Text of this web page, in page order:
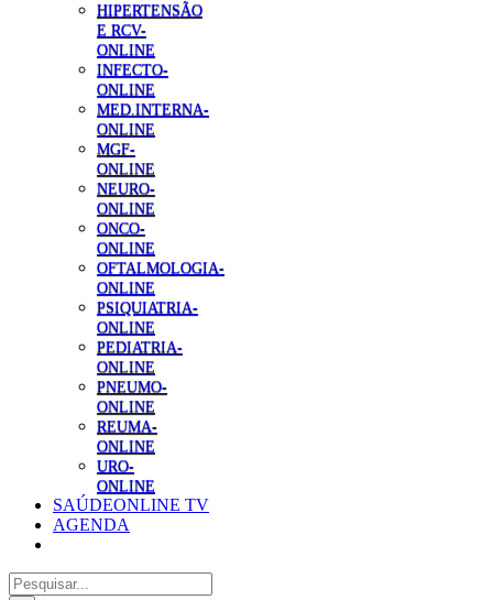
HIPERTENSÃO
E RCV-
ONLINE
INFECTO-
ONLINE
MED.INTERNA-
ONLINE
MGF-
ONLINE
NEURO-
ONLINE
ONCO-
ONLINE
OFTALMOLOGIA-
ONLINE
PSIQUIATRIA-
ONLINE
PEDIATRIA-
ONLINE
PNEUMO-
ONLINE
REUMA-
ONLINE
URO-
ONLINE
SAÚDEONLINE TV
AGENDA
Pesquisar